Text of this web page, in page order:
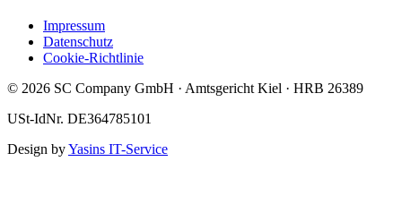
Impressum
Datenschutz
Cookie-Richtlinie
© 2026 SC Company GmbH · Amtsgericht Kiel · HRB 26389
USt-IdNr. DE364785101
Design byYasins IT-Service